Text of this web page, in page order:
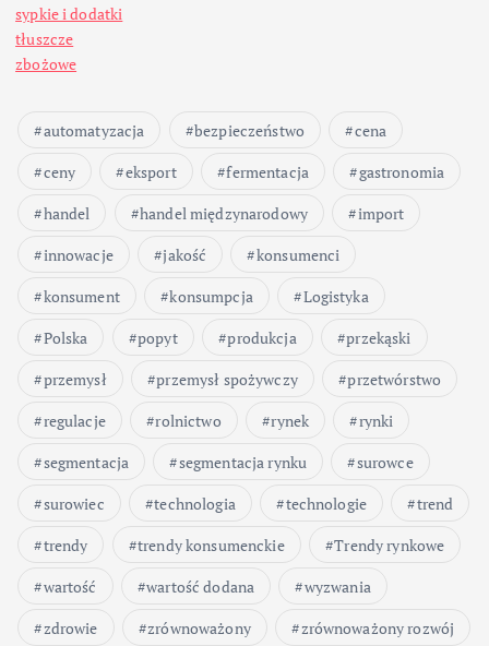
sypkie i dodatki
tłuszcze
zbożowe
automatyzacja bezpieczeństwo
cena
ceny
eksport fermentacja
gastronomia
handel
handel międzynarodowy
import
innowacje
jakość
konsumenci
konsument
konsumpcja
Logistyka
Polska
popyt produkcja
przekąski
przemysł
przemysł spożywczy
przetwórstwo
regulacje
rolnictwo rynek
rynki
segmentacja
segmentacja rynku
surowce
surowiec
technologia technologie
trend
trendy
trendy konsumenckie
Trendy rynkowe
wartość
wartość dodana
wyzwania
zdrowie
zrównoważony
zrównoważony rozwój